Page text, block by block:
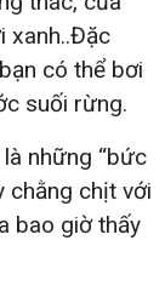
xanh..Đặc
có thể bơi
suối rừng.
những “bức
chằng chịt với
bao giờ thấy